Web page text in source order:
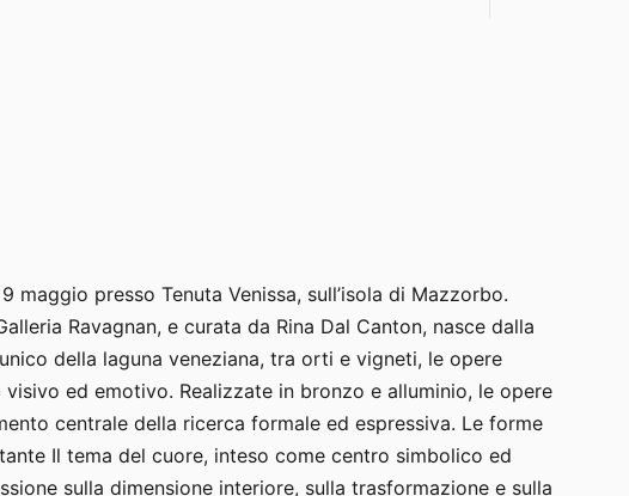
presso Tenuta Venissa, sull’isola di Mazzorbo.
Ravagnan, e curata da Rina Dal Canton, nasce dalla
della laguna veneziana, tra orti e vigneti, le opere
ed emotivo. Realizzate in bronzo e alluminio, le opere
centrale della ricerca formale ed espressiva. Le forme
Il tema del cuore, inteso come centro simbolico ed
sulla dimensione interiore, sulla trasformazione e sulla